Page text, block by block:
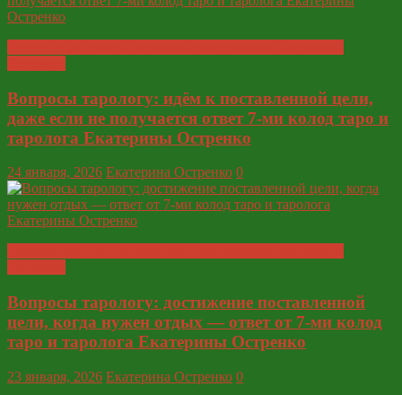
Вопросы тарологу: идём к поставленной цели,
даже если не получается ответ 7-ми колод таро и
таролога Екатерины Остренко
24 января, 2026 Екатерина Остренко 0
Вопросы тарологу: достижение поставленной
цели, когда нужен отдых — ответ от 7-ми колод
таро и таролога Екатерины Остренко
23 января, 2026 Екатерина Остренко 0